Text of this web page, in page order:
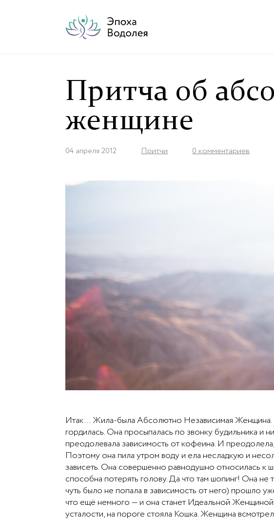
Притча об
женщине
04 апреля 2012 Притчи 0 комментариев
Итак… Жила-была Абсолютно Независимая Женщина.
гордилась. Она просыпалась по звонку будильника и
преодолевала зависимость от кофеина. И
Поэтому она пила утром воду и ела несладкую и
зависеть. Она совершенно равнодушно относилась к
способна потерять голову. Да что там шопинг! Она
чуть было не попала в зависимость от него) прошло
что ещё немного — и она станет Идеальной
усталости, на пороге стояла Кошка. Женщина